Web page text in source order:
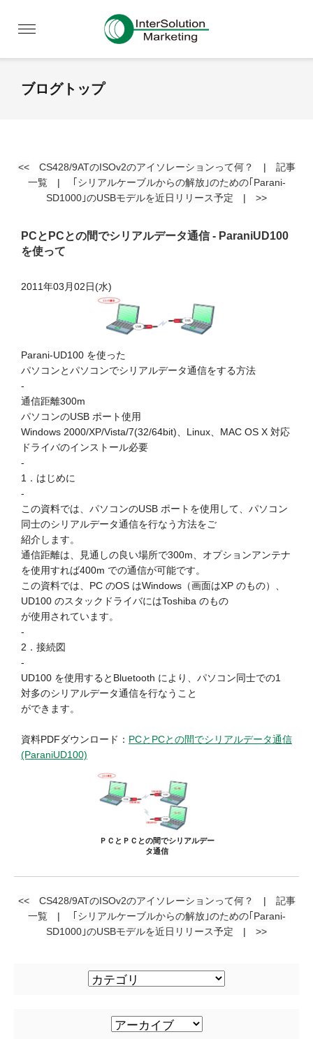
ブログトップ
<< CS428/9ATのISOv2のアイソレーションって何？ | 記事
一覧|
｢シリアルケーブルからの解放｣のための｢Parani-
SD1000｣のUSBモデルを近日リリース予定 | >>
PCとPCとの間でシリアルデータ通信 - ParaniUD100
を使って
2011年03月02日(水)
Parani-UD100 を使った
パソコンとパソコンでシリアルデータ通信をする方法
-
通信距離300m
パソコンのUSB ポート使用
Windows 2000/XP/Vista/7(32/64bit)、Linux、MAC OS X 対応
ドライバのインストール必要
-
1．はじめに
-
この資料では、パソコンのUSB ポートを使用して、パソコン
同士のシリアルデータ通信を行なう方法をご
紹介します。
通信距離は、見通しの良い場所で300m、オプションアンテナ
を使用すれば400m での通信が可能です。
この資料では、PC のOS はWindows（画面はXP のもの）、
UD100 のスタックドライバにはToshiba のもの
が使用されています。
-
2．接続図
-
UD100 を使用するとBluetooth により、パソコン同士での1
対多のシリアルデータ通信を行なうこと
ができます。
資料PDFダウンロード： PCとPCとの間でシリアルデータ通信
(ParaniUD100)
ＰＣとＰＣとの間でシリアルデー
タ通信
<< CS428/9ATのISOv2のアイソレーションって何？ | 記事
一覧|
｢シリアルケーブルからの解放｣のための｢Parani-
SD1000｣のUSBモデルを近日リリース予定 | >>